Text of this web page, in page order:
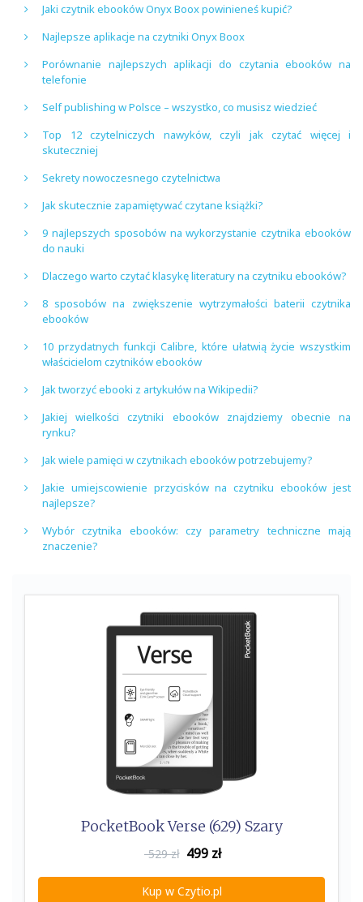
Jaki czytnik ebooków Onyx Boox powinieneś kupić?
Najlepsze aplikacje na czytniki Onyx Boox
Porównanie najlepszych aplikacji do czytania ebooków na
telefonie
Self publishing w Polsce – wszystko, co musisz wiedzieć
Top 12 czytelniczych nawyków, czyli jak czytać więcej i
skuteczniej
Sekrety nowoczesnego czytelnictwa
Jak skutecznie zapamiętywać czytane książki?
9 najlepszych sposobów na wykorzystanie czytnika ebooków
do nauki
Dlaczego warto czytać klasykę literatury na czytniku ebooków?
8 sposobów na zwiększenie wytrzymałości baterii czytnika
ebooków
10 przydatnych funkcji Calibre, które ułatwią życie wszystkim
właścicielom czytników ebooków
Jak tworzyć ebooki z artykułów na Wikipedii?
Jakiej wielkości czytniki ebooków znajdziemy obecnie na
rynku?
Jak wiele pamięci w czytnikach ebooków potrzebujemy?
Jakie umiejscowienie przycisków na czytniku ebooków jest
najlepsze?
Wybór czytnika ebooków: czy parametry techniczne mają
znaczenie?
PocketBook Verse (629) Szary
529 zł 499 zł
Kup w Czytio.pl